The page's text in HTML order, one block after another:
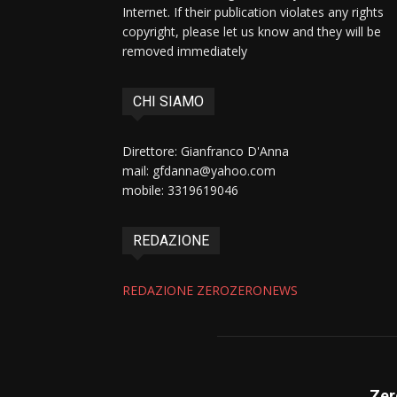
Internet. If their publication violates any rights
copyright, please let us know and they will be
removed immediately
CHI SIAMO
Direttore: Gianfranco D'Anna
mail: gfdanna@yahoo.com
mobile: 3319619046
REDAZIONE
REDAZIONE ZEROZERONEWS